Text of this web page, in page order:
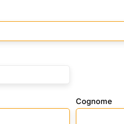
Cognome